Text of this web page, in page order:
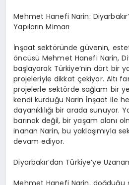
Mehmet Hanefi Narin:
Yapıların Mimarı
İnşaat sektöründe güvenin,
öncüsü Mehmet Hanefi Narin,
başlayarak Türkiye’nin dört bir
projeleriyle dikkat çekiyor. Altı
projelerle sektörde sağlam bir
kendi kurduğu Narin İnşaat ile
dayanıklılığı bir arada sunuyor.
barınak değil, bir yaşam alanı
inanan Narin, bu yaklaşımıyla
devam ediyor.
Diyarbakır’dan Türkiye’ye
Mehmet Hanefi Narin, doğduğu